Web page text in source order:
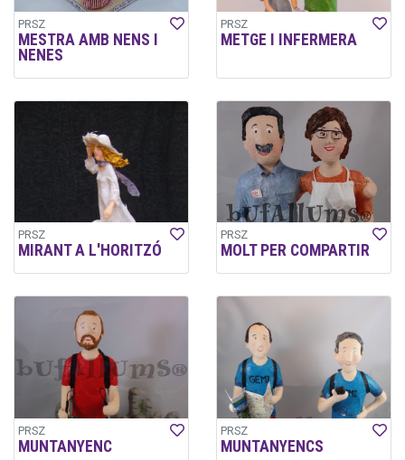
PRSZ
MESTRA AMB NENS I
NENES
PRSZ
METGE I INFERMERA
PRSZ
MIRANT A L'HORITZÓ
PRSZ
MOLT PER COMPARTIR
PRSZ
MUNTANYENC
PRSZ
MUNTANYENCS